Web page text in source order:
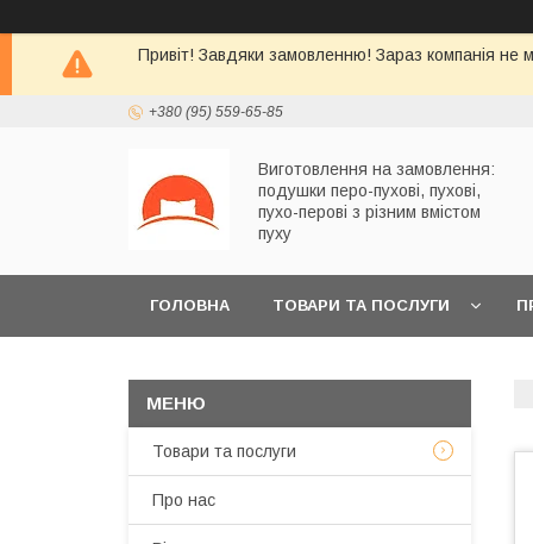
Привіт! Завдяки замовленню! Зараз компанія не
+380 (95) 559-65-85
Виготовлення на замовлення:
подушки перо-пухові, пухові,
пухо-перові з різним вмістом
пуху
ГОЛОВНА ТОВАРИ ТА ПОСЛУГИ
Товари та послуги
Про нас